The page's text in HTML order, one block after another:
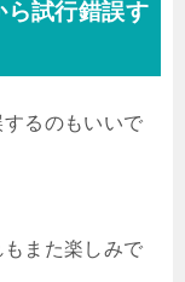
ら試行錯誤す
るのもいいで
また楽しみで